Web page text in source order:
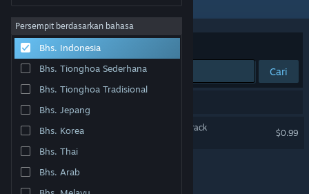
Tentang
Bantuan
Ubah bahasa
Dapatkan Aplikasi Seluler Steam
Lihat situs web desktop
Persempit berdasarkan bahasa
Bhs. Indonesia
Bhs. Tionghoa Sederhana
Bhs. Tionghoa Tradisional
Bhs. Jepang
Bhs. Korea
Bhs. Thai
Bhs. Arab
Berdasarkan Relevansi
Cari
Clans to Kingdoms Soundtrack
$0.99